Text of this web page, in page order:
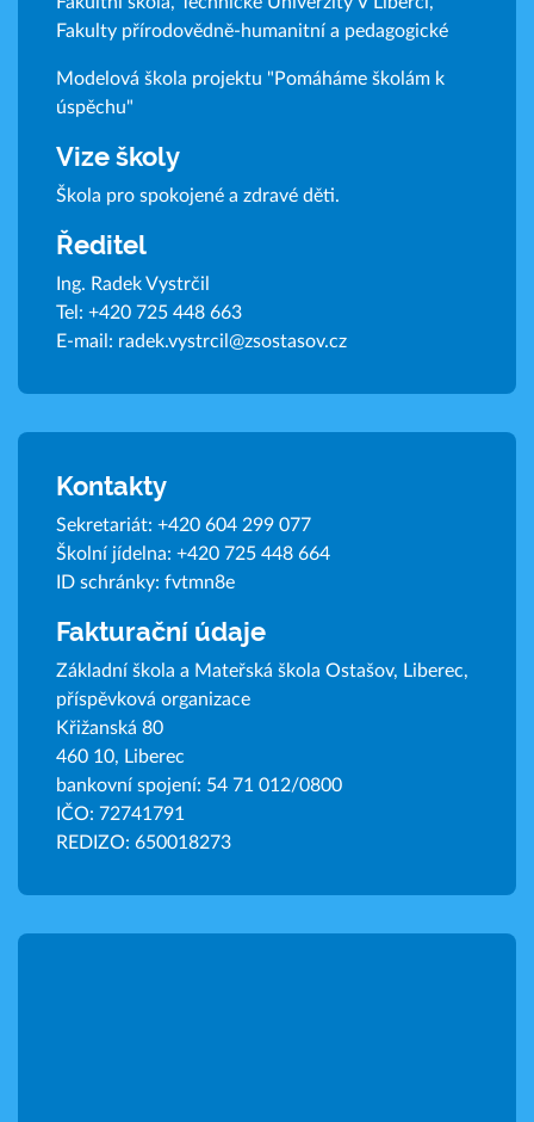
Fakulty přírodovědně-humanitní a pedagogické
Modelová škola projektu "Pomáháme školám k
úspěchu"
Vize školy
Škola pro spokojené a zdravé děti.
Ředitel
Ing. Radek Vystrčil
Tel: +420 725 448 663
E-mail: radek.vystrcil@zsostasov.cz
Kontakty
Sekretariát: +420 604 299 077
Školní jídelna: +420 725 448 664
ID schránky: fvtmn8e
Fakturační údaje
Základní škola a Mateřská škola Ostašov, Liberec,
příspěvková organizace
Křižanská 80
460 10, Liberec
bankovní spojení: 54 71 012/0800
IČO: 72741791
REDIZO: 650018273